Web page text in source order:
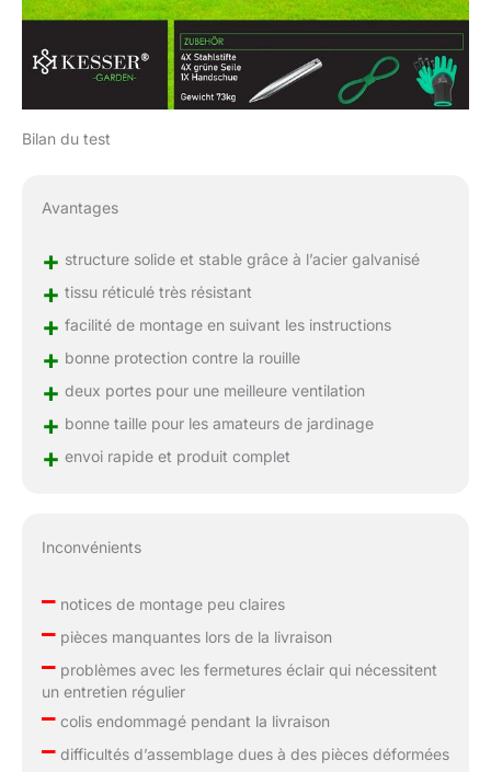
Bilan du test
Avantages
+ structure solide et stable grâce à l’acier galvanisé
+ tissu réticulé très résistant
+ facilité de montage en suivant les instructions
+ bonne protection contre la rouille
+ deux portes pour une meilleure ventilation
+ bonne taille pour les amateurs de jardinage
+ envoi rapide et produit complet
Inconvénients
–notices de montage peu claires
–pièces manquantes lors de la livraison
–problèmes avec les fermetures éclair qui nécessitent
un entretien régulier
–colis endommagé pendant la livraison
–difficultés d’assemblage dues à des pièces déformées